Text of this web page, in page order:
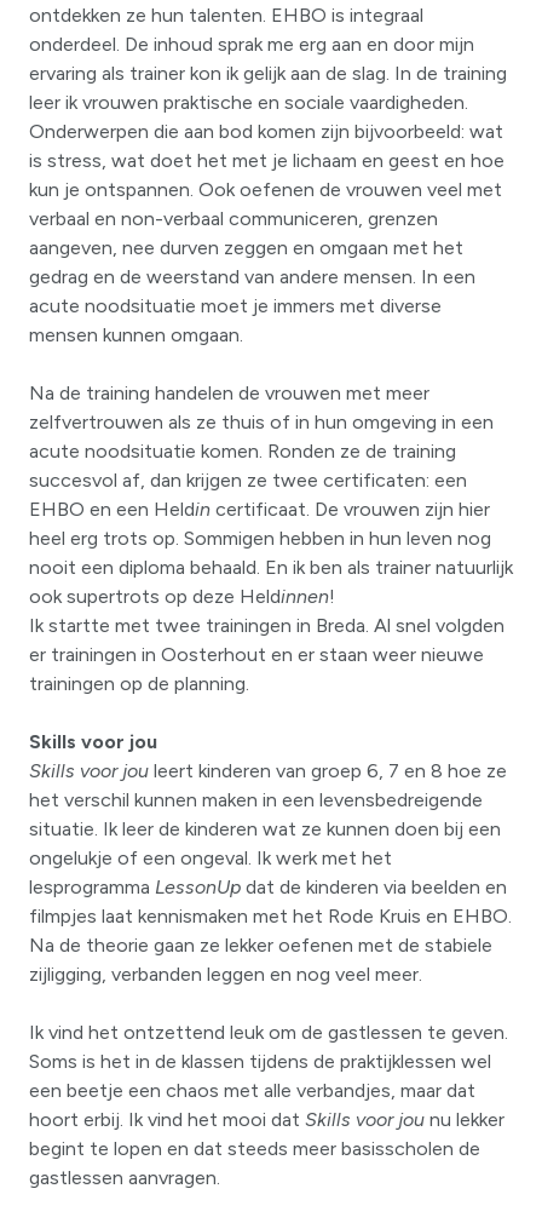
ontdekken ze hun talenten. EHBO is integraal
onderdeel. De inhoud sprak me erg aan en door mijn
ervaring als trainer kon ik gelijk aan de slag. In de training
leer ik vrouwen praktische en sociale vaardigheden.
Onderwerpen die aan bod komen zijn bijvoorbeeld: wat
is stress, wat doet het met je lichaam en geest en hoe
kun je ontspannen. Ook oefenen de vrouwen veel met
verbaal en non-verbaal communiceren, grenzen
aangeven, nee durven zeggen en omgaan met het
gedrag en de weerstand van andere mensen. In een
acute noodsituatie moet je immers met diverse
mensen kunnen omgaan.
Na de training handelen de vrouwen met meer
zelfvertrouwen als ze thuis of in hun omgeving in een
acute noodsituatie komen. Ronden ze de training
succesvol af, dan krijgen ze twee certificaten: een
EHBO en een Heldin certificaat. De vrouwen zijn hier
heel erg trots op. Sommigen hebben in hun leven nog
nooit een diploma behaald. En ik ben als trainer natuurlijk
ook supertrots op deze Heldinnen!
Ik startte met twee trainingen in Breda. Al snel volgden
er trainingen in Oosterhout en er staan weer nieuwe
trainingen op de planning.
Skills voor jou
Skills voor jou leert kinderen van groep 6, 7 en 8 hoe ze
het verschil kunnen maken in een levensbedreigende
situatie. Ik leer de kinderen wat ze kunnen doen bij een
ongelukje of een ongeval. Ik werk met het
lesprogramma LessonUp dat de kinderen via beelden en
filmpjes laat kennismaken met het Rode Kruis en EHBO.
Na de theorie gaan ze lekker oefenen met de stabiele
zijligging, verbanden leggen en nog veel meer.
Ik vind het ontzettend leuk om de gastlessen te geven.
Soms is het in de klassen tijdens de praktijklessen wel
een beetje een chaos met alle verbandjes, maar dat
hoort erbij. Ik vind het mooi dat Skills voor jou nu lekker
begint te lopen en dat steeds meer basisscholen de
gastlessen aanvragen.